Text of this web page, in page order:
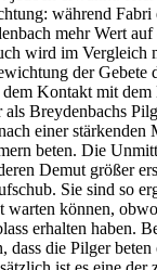
während Fabri
mehr Wert
wird im Vergleich
der Gebete
dem Kontakt mit
als Breydenbachs
einer stärkenden
beten. Die
Demut größer
Sie sind so
warten können,
erhalten haben.
dass die Pilger